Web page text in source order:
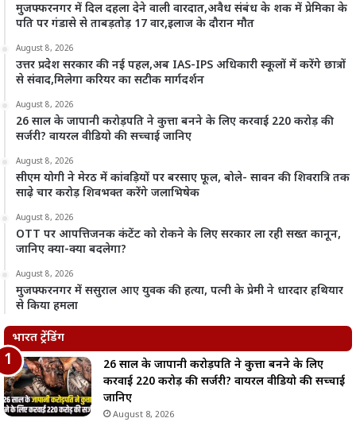
मुजफ्फरनगर में दिल दहला देने वाली वारदात,अवैध संबंध के शक में प्रेमिका के
पति पर गंडासे से ताबड़तोड़ 17 वार,इलाज के दौरान मौत
August 8, 2026
उत्तर प्रदेश सरकार की नई पहल,अब IAS-IPS अधिकारी स्कूलों में करेंगे छात्रों
से संवाद,मिलेगा करियर का सटीक मार्गदर्शन
August 8, 2026
26 साल के जापानी करोड़पति ने कुत्ता बनने के लिए करवाई 220 करोड़ की
सर्जरी? वायरल वीडियो की सच्चाई जानिए
August 8, 2026
सीएम योगी ने मेरठ में कांवड़ियों पर बरसाए फूल, बोले- सावन की शिवरात्रि तक
साढ़े चार करोड़ शिवभक्त करेंगे जलाभिषेक
August 8, 2026
OTT पर आपत्तिजनक कंटेंट को रोकने के लिए सरकार ला रही सख्त कानून,
जानिए क्या-क्या बदलेगा?
August 8, 2026
मुजफ्फरनगर में ससुराल आए युवक की हत्या, पत्नी के प्रेमी ने धारदार हथियार
से किया हमला
भारत ट्रेंडिंग
26 साल के जापानी करोड़पति ने कुत्ता बनने के लिए
करवाई 220 करोड़ की सर्जरी? वायरल वीडियो की सच्चाई
जानिए
August 8, 2026